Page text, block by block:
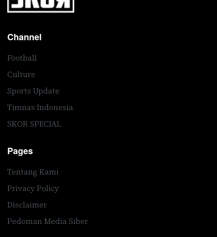
Channel
Football
Culture
Sports Update
Timnas Indonesia
SKOR SPECIAL
Pages
Tentang Kami
Privacy Policy
Disclaimer
Pedoman Media Siber